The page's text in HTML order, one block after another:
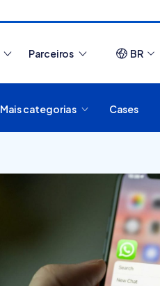
Parceiros BR
Mais categorias Cases